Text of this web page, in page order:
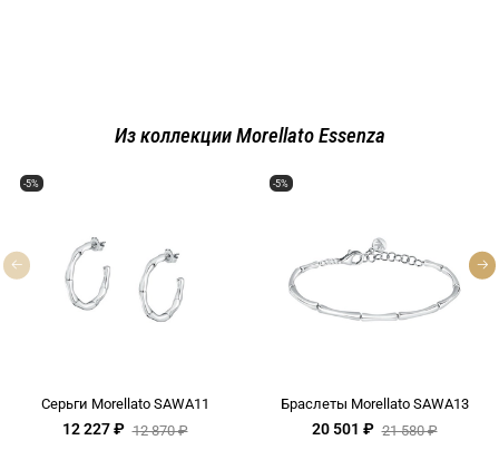
Из коллекции Morellato Essenza
-5%
Серьги Morellato SAWA11
12 227 ₽ 12 870 ₽
-5%
Браслеты Morellato SAWA13
20 501 ₽ 21 580 ₽